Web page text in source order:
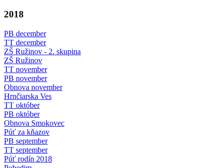
2018
PB december
TT december
ZŠ Ružinov - 2. skupina
ZŠ Ružinov
TT november
PB november
Obnova november
Hrnčiarska Ves
TT október
PB október
Obnova Smokovec
Púť za kňazov
PB september
TT september
Púť rodín 2018